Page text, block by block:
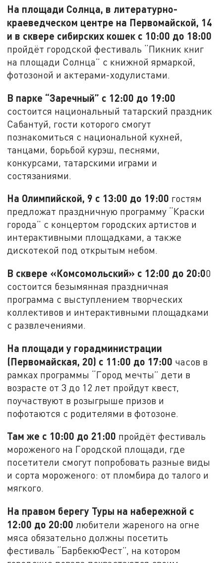
На площади Солнца, в литературно-
краеведческом центре на Первомайской, 14
и в сквере сибирских кошек с 10:00 до 18:00
пройдёт городской фестиваль “Пикник книг
на площади Солнца” с книжной ярмаркой,
фотозоной и актерами-ходулистами.
В парке “Заречный” с 12:00 до 19:00
состоится национальный татарский праздник
Сабантуй, гости которого смогут
познакомиться с национальной кухней,
танцами, борьбой курэш, песнями,
конкурсами, татарскими играми и
состязаниями.
На Олимпийской, 9 с 13:00 до 19:00 гостям
предложат праздничную программу “Краски
города” с концертом городских артистов и
интерактивными площадками, а также
дискотекой под открытым небом.
В сквере «Комсомольский» с 12:00 до 20:00
состоится безымянная праздничная
программа с выступлением творческих
коллективов и интерактивными площадками
с развлечениями.
На площади у горадминистрации
(Первомайская, 20) с 11:00 до 17:00 часов в
рамках программы “Город мечты” дети в
возрасте от 3 до 12 лет пройдут квест,
поучаствуют в розыгрыше призов и
пофотаются с родителями в фотозоне.
Там же с 10:00 до 21:00 пройдёт фестиваль
мороженого на Городской площади, где
посетители смогут попробовать разные виды
и сорта мороженого: от пломбира до талого и
мягкого.
На правом берегу Туры на набережной с
12:00 до 20:00 любители жареного на огне
мяса обязательно должны посетить
фестиваль “БарбекюФест”, на котором